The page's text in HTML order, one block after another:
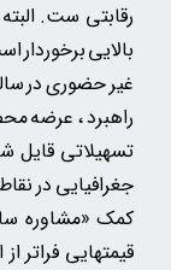
رقابتی ست.
بالایی برخوردار
غیر حضوری در
راهبرد ، عرضه
تسهیلاتی قایل
جغرافیایی در
کمک «مشاوره
قیمتهایی فراتر